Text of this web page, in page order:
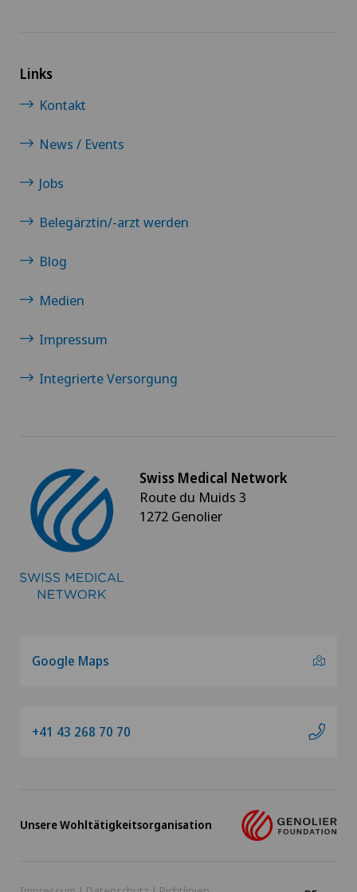
Links
Kontakt
News / Events
Jobs
Belegärztin/-arzt werden
Blog
Medien
Impressum
Integrierte Versorgung
Swiss Medical Network
Route du Muids 3
1272 Genolier
Google Maps
+41 43 268 70 70
Unsere Wohltätigkeitsorganisation